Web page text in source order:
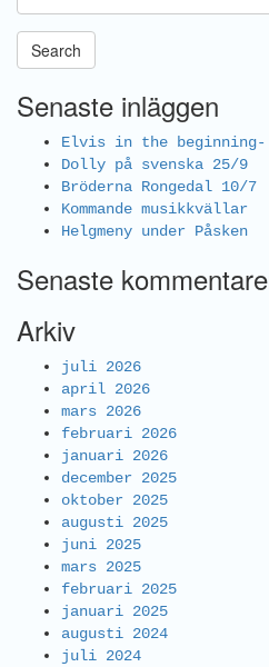
Search
Senaste inläggen
Elvis in the beginning-
Dolly på svenska 25/9
Bröderna Rongedal 10/7
Kommande musikkvällar
Helgmeny under Påsken
Senaste
Arkiv
juli 2026
april 2026
mars 2026
februari 2026
januari 2026
december 2025
oktober 2025
augusti 2025
juni 2025
mars 2025
februari 2025
januari 2025
augusti 2024
juli 2024